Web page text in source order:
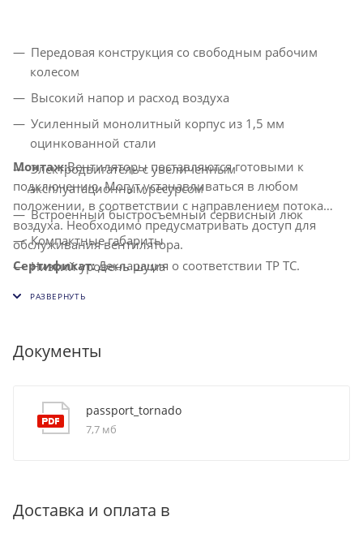
Передовая конструкция со свободным рабочим
колесом
Высокий напор и расход воздуха
Усиленный монолитный корпус из 1,5 мм
оцинкованной стали
Электродвигатель с увеличенным
эксплуатационным ресурсом
Встроенный быстросъемный сервисный люк
Компактные габариты
Низкий уровень шума
Монтаж:Вентиляторы поставляются готовыми к
подключению. Могут устанавливаться в любом
положении, в соответствии с направлением потока
воздуха. Необходимо предусматривать доступ для
обслуживания вентилятора.
Сертификат:Декларация о соответствии ТР ТС.
Документы
passport_tornado
7,7 мб
Доставка и оплата в